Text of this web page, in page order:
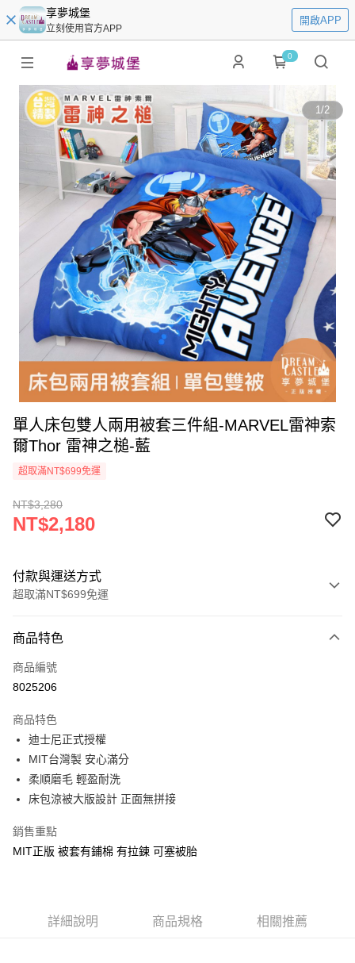
享夢城堡
立刻使用官方APP
開啟APP
0
1/2
單人床包雙人兩用被套三件組-MARVEL雷神索
爾Thor 雷神之槌-藍
超取滿NT$699免運
NT$3,280
NT$2,180
付款與運送方式
超取滿NT$699免運
信用卡一次付款
超商取貨付款
Apple Pay
街口支付
悠遊付
Google Pay
ATM付款
全家★依產品說明
商品特色
商品編號
8025206
商品特色
迪士尼正式授權
MIT台灣製 安心滿分
柔順磨毛 輕盈耐洗
床包涼被大版設計 正面無拼接
銷售重點
MIT正版 被套有鋪棉 有拉鍊 可塞被胎
詳細說明 商品規格 相關推薦